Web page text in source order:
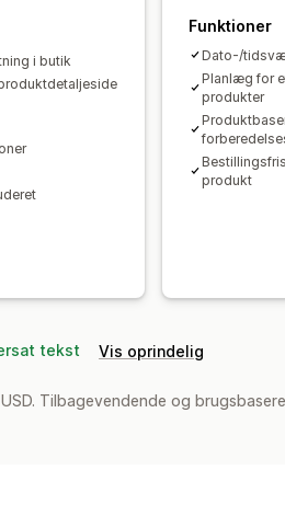
i butik
Funktioner
Dato-/
Planlæg for
produkter
produkt
tekst Vis oprindelig
Tilbagevendende og